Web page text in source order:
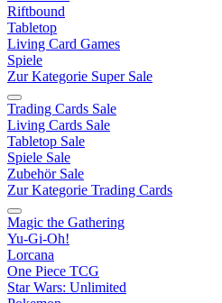
Riftbound
Tabletop
Living Card Games
Spiele
Zur Kategorie Super Sale
Trading Cards Sale
Living Cards Sale
Tabletop Sale
Spiele Sale
Zubehör Sale
Zur Kategorie Trading Cards
Magic the Gathering
Yu-Gi-Oh!
Lorcana
One Piece TCG
Star Wars: Unlimited